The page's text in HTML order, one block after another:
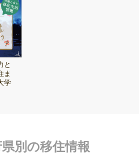
と
ま
学
別の移住情報